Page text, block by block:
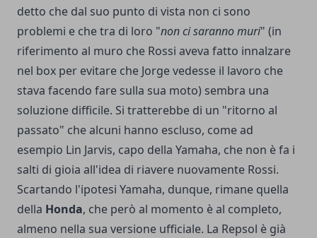
detto che dal suo punto di vista non ci sono
problemi e che tra di loro "non ci saranno muri" (in
riferimento al muro che Rossi aveva fatto innalzare
nel box per evitare che Jorge vedesse il lavoro che
stava facendo fare sulla sua moto) sembra una
soluzione difficile. Si tratterebbe di un "ritorno al
passato" che alcuni hanno escluso, come ad
esempio Lin Jarvis, capo della Yamaha, che non è fa i
salti di gioia all'idea di riavere nuovamente Rossi.
Scartando l'ipotesi Yamaha, dunque, rimane quella
della Honda, che però al momento è al completo,
almeno nella sua versione ufficiale. La Repsol è già